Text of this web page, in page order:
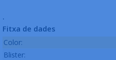
.
Fitxa de dades
Color:
Blister: